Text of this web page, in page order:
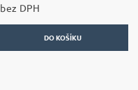
131,40 Kč bez DPH